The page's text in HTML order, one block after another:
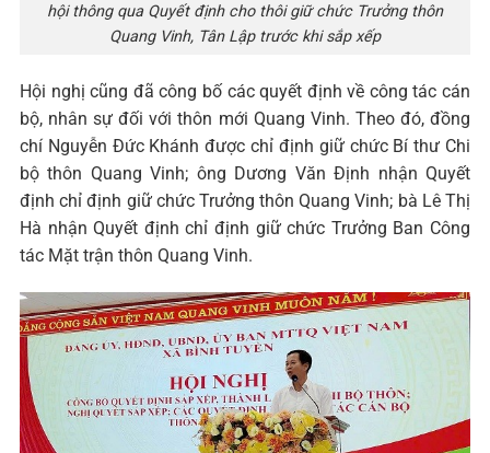
hội thông qua Quyết định cho thôi giữ chức Trưởng thôn
Quang Vinh, Tân Lập trước khi sắp xếp
Hội nghị cũng đã công bố các quyết định về công tác cán
bộ, nhân sự đối với thôn mới Quang Vinh. Theo đó, đồng
chí Nguyễn Đức Khánh được chỉ định giữ chức Bí thư Chi
bộ thôn Quang Vinh; ông Dương Văn Định nhận Quyết
định chỉ định giữ chức Trưởng thôn Quang Vinh; bà Lê Thị
Hà nhận Quyết định chỉ định giữ chức Trưởng Ban Công
tác Mặt trận thôn Quang Vinh.